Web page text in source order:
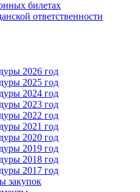
билетах
ответственности
2026 год
2025 год
2024 год
2023 год
2022 год
2021 год
2020 год
2019 год
2018 год
2017 год
закупок